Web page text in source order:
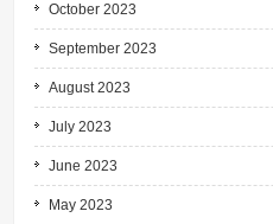
October 2023
September 2023
August 2023
July 2023
June 2023
May 2023